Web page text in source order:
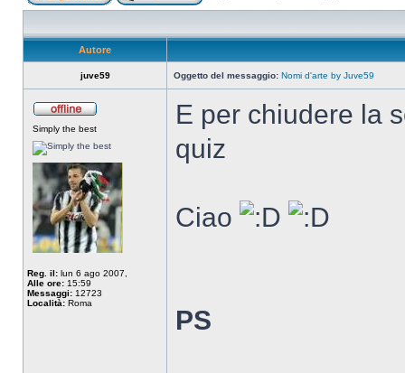
Autore
juve59 Oggetto del messaggio: Nomi d'arte by Juve59
Simply the best
Reg. il: lun 6 ago 2007,
Alle ore: 15:59
Messaggi: 12723
Località: Roma
E per chiudere la
quiz
Ciao
PS